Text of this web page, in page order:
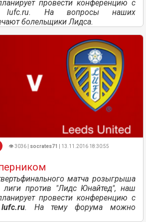
провести конференцию с
lufc.ru. На вопросы наших
болельщики Лидса.
👁 3036 | socrates71 | 13.11.2016 18:30:55
матча розыгрыша
лиги против "Лидс Юнайтед", наш
провести конференцию с
lufc.ru. На тему форума можно